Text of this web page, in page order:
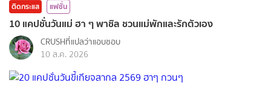
ติดกระแส แฟชั่น
10 แคปชั่นวันแม่ ฮา ๆ พาชิล ชวนแม่พักและรักตัวเอง
CRUSHที่แปลว่าแอบชอบ
10 ส.ค. 2026